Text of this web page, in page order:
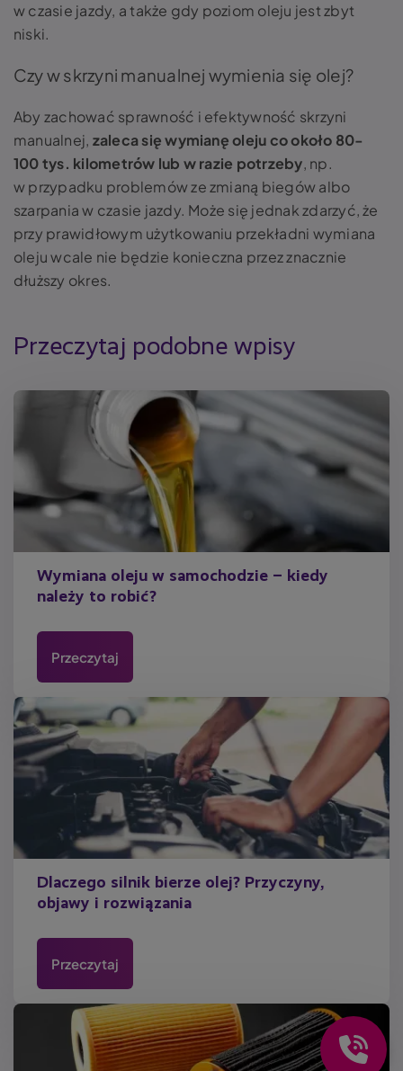
w czasie jazdy, a także gdy poziom oleju jest zbyt
niski.
Czy w skrzyni manualnej wymienia się olej?
Aby zachować sprawność i efektywność skrzyni
manualnej, zaleca się wymianę oleju co około 80-
100 tys. kilometrów lub w razie potrzeby, np.
w przypadku problemów ze zmianą biegów albo
szarpania w czasie jazdy. Może się jednak zdarzyć, że
przy prawidłowym użytkowaniu przekładni wymiana
oleju wcale nie będzie konieczna przez znacznie
dłuższy okres.
Przeczytaj podobne wpisy
Wymiana oleju w samochodzie – kiedy
należy to robić?
Przeczytaj
Dlaczego silnik bierze olej? Przyczyny,
objawy i rozwiązania
Przeczytaj